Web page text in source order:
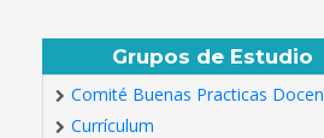
Grupos de Estudio
Comité Buenas Practicas
Currículum